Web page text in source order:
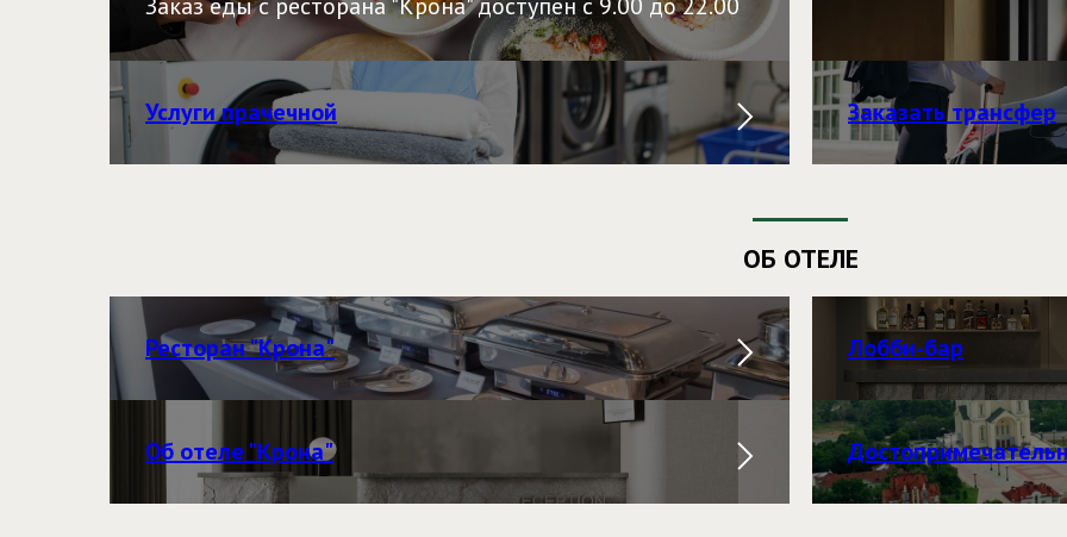
Услуги прачечной Заказать трансфер
ОБ ОТЕЛЕ
Ресторан "Крона" Лобби-бар
Об отеле "Крона"